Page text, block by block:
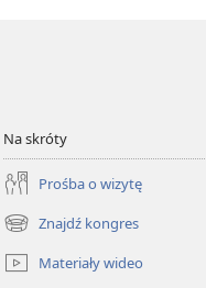
Na skróty
Prośba o wizytę
Znajdź kongres
(opens
new
window)
Materiały wideo